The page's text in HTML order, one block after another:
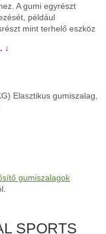
A gumi egyrészt
például
mint terhelő eszköz
↓
Elasztikus gumiszalag,
gumiszalagok
SPORTS